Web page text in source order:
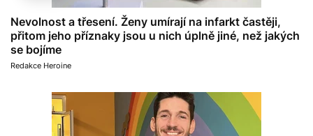
Nevolnost a třesení. Ženy umírají na infarkt častěji,
přitom jeho příznaky jsou u nich úplně jiné, než jakých
se bojíme
Redakce Heroine